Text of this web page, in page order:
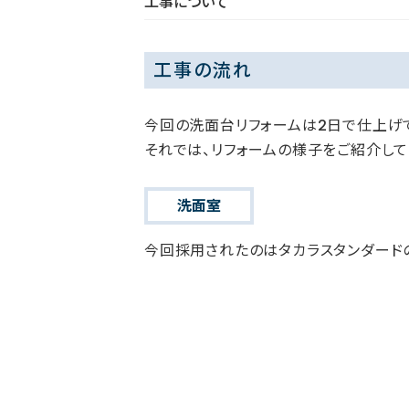
工事の流れ
今回の洗面台リフォームは2日で仕上げ
それでは、リフォームの様子をご紹介して
洗面室
今回採用されたのはタカラスタンダード